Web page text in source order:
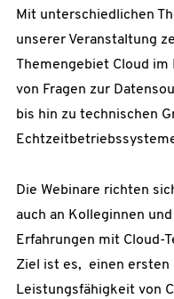
Mit unterschiedlichen
unserer Veranstaltung
Themengebiet Cloud
von Fragen zur
bis hin zu technischen
Die Webinare richten
auch an Kolleginnen
Erfahrungen mit Cloud-
Ziel ist es, einen ersten
Leistungsfähigkeit von